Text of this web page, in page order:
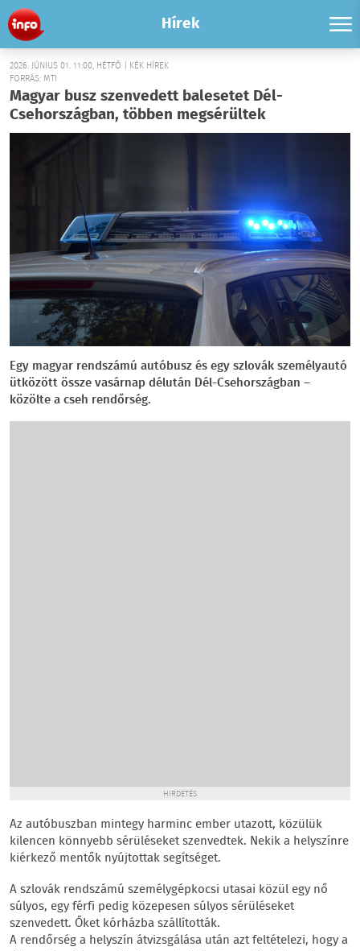
Hírek
2026. JÚNIUS 01. 11:00, HÉTFŐ | KÉK HÍREK
FORRÁS: MTI
Magyar busz szenvedett balesetet Dél-
Csehországban, többen megsérültek
Egy magyar rendszámú autóbusz és egy szlovák személyautó
ütközött össze vasárnap délután Dél-Csehországban –
közölte a cseh rendőrség.
HIRDETÉS
Az autóbuszban mintegy harminc ember utazott, közülük
kilencen könnyebb sérüléseket szenvedtek. Nekik a helyszínre
kiérkező mentők nyújtottak segítséget.
A szlovák rendszámú személygépkocsi utasai közül egy nő
súlyos, egy férfi pedig közepesen súlyos sérüléseket
szenvedett. Őket kórházba szállították.
A rendőrség a helyszín átvizsgálása után azt feltételezi, hogy a